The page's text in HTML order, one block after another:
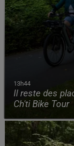
13h44
Il reste des
Ch'ti Bike Tour